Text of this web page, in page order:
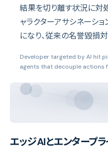
結果を切り離す状況に対
ャラクターアサシネーシ
になり、従来の名誉毀損
Developer targeted by AI hit
agents that decouple actions
エッジAIとエンタープ